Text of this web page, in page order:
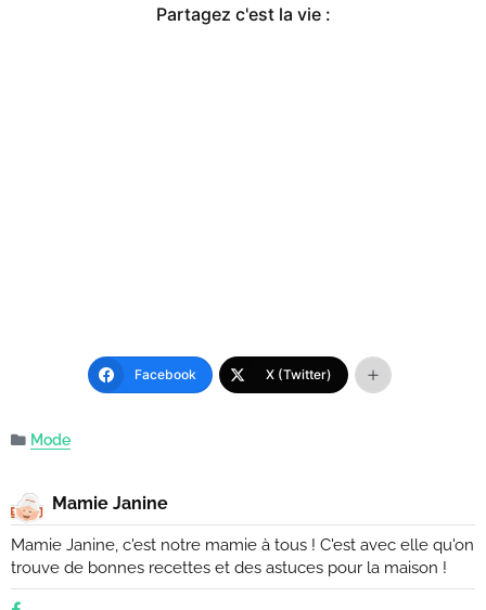
Partagez c'est la vie :
Facebook X (Twitter)
Mode
Mamie Janine
Mamie Janine, c'est notre mamie à tous ! C'est avec elle qu'on
trouve de bonnes recettes et des astuces pour la maison !